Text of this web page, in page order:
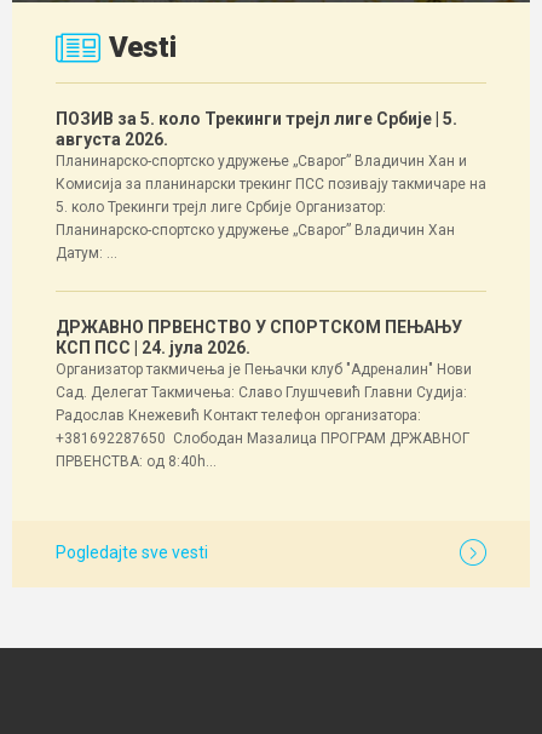
Vesti
ПОЗИВ за 5. коло Трекинги трејл лиге Србије | 5.
августа 2026.
Планинарско-спортско удружење „Сварог” Владичин Хан и
Комисија за планинарски трекинг ПСС позивају такмичаре на
5. коло Трекинги трејл лиге Србије Организатор:
Планинарско-спортско удружење „Сварог” Владичин Хан
Датум: ...
ДРЖАВНО ПРВЕНСТВО У СПОРТСКОМ ПЕЊАЊУ
КСП ПСС
| 24. јула 2026.
Организатор такмичења је Пењачки клуб "Адреналин" Нови
Сад. Делегат Такмичења: Славо Глушчевић Главни Судија:
Радослав Кнежевић Контакт телефон организатора:
+381692287650 Слободан Мазалица ПРОГРАМ ДРЖАВНОГ
ПРВЕНСТВА: од 8:40h...
Pogledajte sve vesti